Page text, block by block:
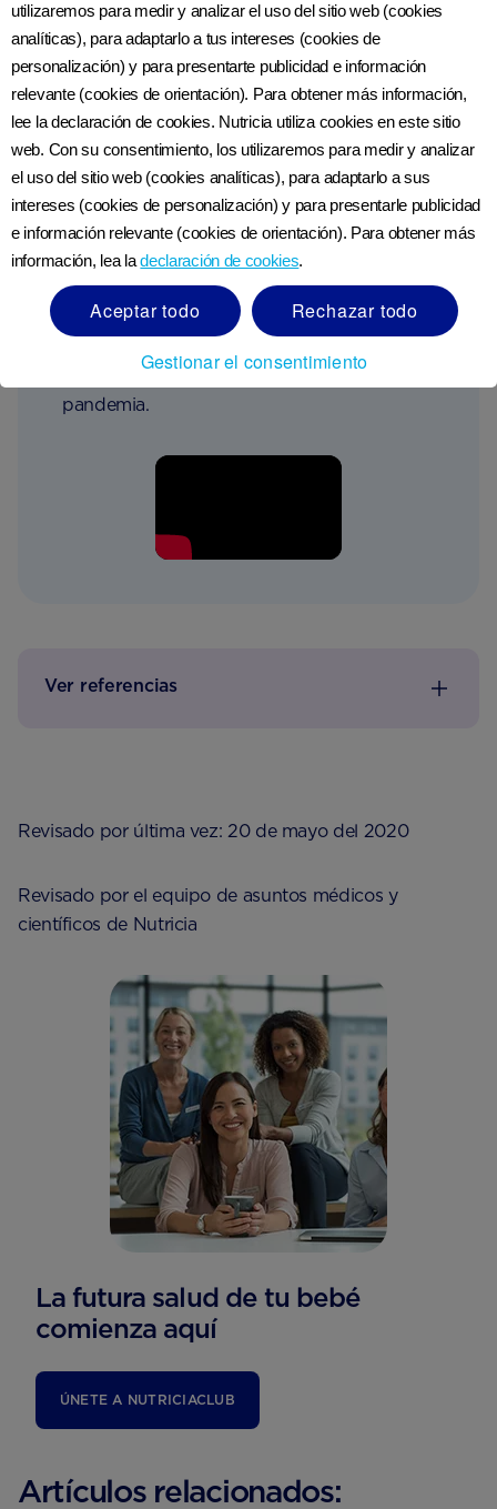
La Dra. Sarah Jarvis, es una médico de
cabecera calificada y una escritora y
locutora médica activa, con un interés
especial en la salud de la mujer.
Además de ser la experta médica residente
en el programa de Jeremy Vine de la BBC
Radio 2, durante la pandemia de
coronavirus, la Dra.Sarah Jarvis aparece
regularmente en The One Show de BBC 1,
Coronavirus: Q&A de ITV y noticias del
acerca de todos los aspectos de la
pandemia.
Ver referencias
Revisado por última vez: 20 de mayo del 2020
Revisado por el equipo de asuntos médicos y
científicos de Nutricia
La futura salud de tu bebé
comienza aquí
ÚNETE A NUTRICIACLUB
Artículos relacionados:
utilizaremos para medir y analizar el uso del sitio web (cookies
analíticas), para adaptarlo a tus intereses (cookies de
personalización) y para presentarte publicidad e información
relevante (cookies de orientación). Para obtener más información,
lee la declaración de cookies. Nutricia utiliza cookies en este sitio
web. Con su consentimiento, los utilizaremos para medir y analizar
el uso del sitio web (cookies analíticas), para adaptarlo a sus
intereses (cookies de personalización) y para presentarle publicidad
e información relevante (cookies de orientación). Para obtener más
información, lea ladeclaración de cookies.
Aceptar todo
Rechazar todo
Gestionar el consentimiento